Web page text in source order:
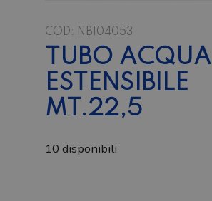
COD: NB104053
TUBO ACQUA
ESTENSIBILE
MT.22,5
10 disponibili